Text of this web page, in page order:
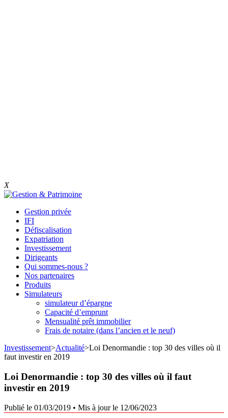
X
Gestion privée
IFI
Défiscalisation
Expatriation
Investissement
Dirigeants
Qui sommes-nous ?
Nos partenaires
Produits
Simulateurs
simulateur d’épargne
Capacité d’emprunt
Mensualité prêt immobilier
Frais de notaire (dans l’ancien et le neuf)
Investissement>Actualité>Loi Denormandie : top 30 des villes où il
faut investir en 2019
Loi Denormandie : top 30 des villes où il faut
investir en 2019
Publié le 01/03/2019 • Mis à jour le 12/06/2023